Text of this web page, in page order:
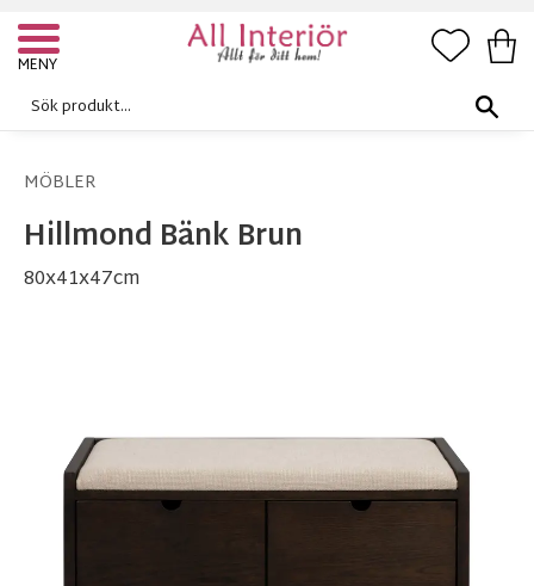
Meny
MÖBLER
Hillmond Bänk Brun
80x41x47cm